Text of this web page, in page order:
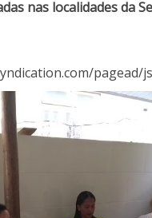
nas localidades da
pagead/